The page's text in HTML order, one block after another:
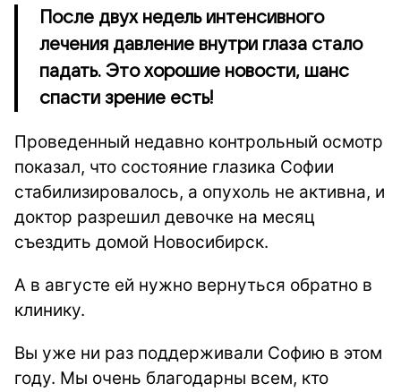
После двух недель интенсивного
лечения давление внутри глаза стало
падать. Это хорошие новости, шанс
спасти зрение есть!
Проведенный недавно контрольный осмотр
показал, что состояние глазика Софии
стабилизировалось, а опухоль не активна, и
доктор разрешил девочке на месяц
съездить домой Новосибирск.
А в августе ей нужно вернуться обратно в
клинику.
Вы уже ни раз поддерживали Софию в этом
году. Мы очень благодарны всем, кто